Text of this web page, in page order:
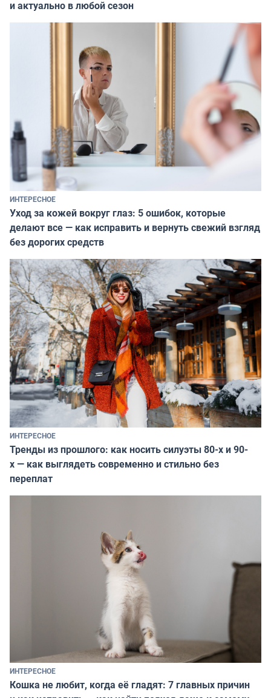
и актуально в любой сезон
ИНТЕРЕСНОЕ
Уход за кожей вокруг глаз: 5 ошибок, которые
делают все — как исправить и вернуть свежий взгляд
без дорогих средств
ИНТЕРЕСНОЕ
Тренды из прошлого: как носить силуэты 80-х и 90-
х — как выглядеть современно и стильно без
переплат
ИНТЕРЕСНОЕ
Кошка не любит, когда её гладят: 7 главных причин